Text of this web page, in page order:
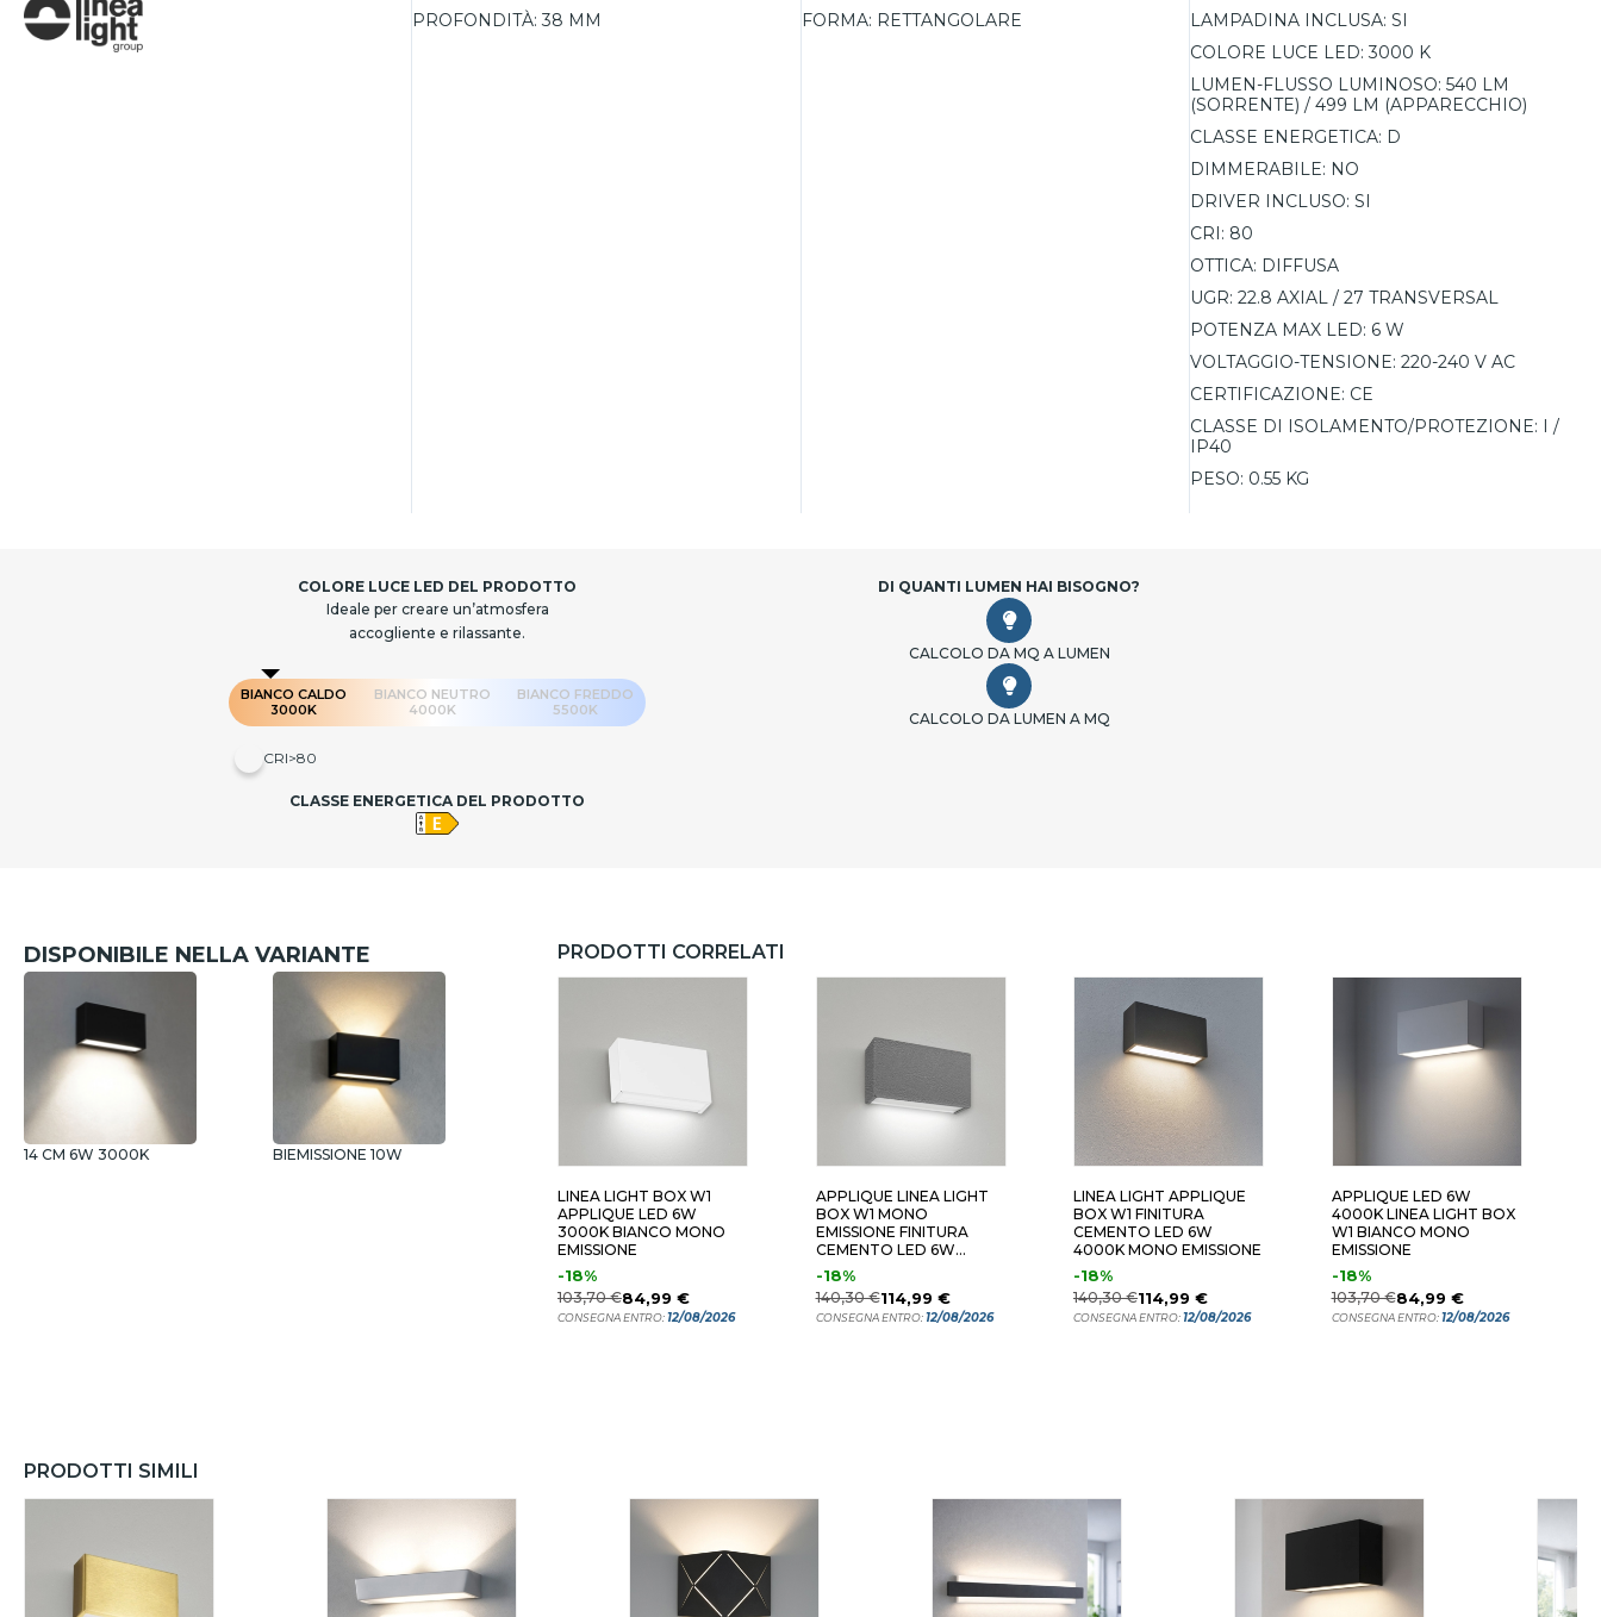
PROFONDITÀ: 38 MM
FORMA: RETTANGOLARE
LAMPADINA INCLUSA: SI
COLORE LUCE LED: 3000 K
LUMEN-FLUSSO LUMINOSO: 540 LM
(SORRENTE) / 499 LM (APPARECCHIO)
CLASSE ENERGETICA: D
DIMMERABILE: NO
DRIVER INCLUSO: SI
CRI: 80
OTTICA: DIFFUSA
UGR: 22.8 AXIAL / 27 TRANSVERSAL
POTENZA MAX LED: 6 W
VOLTAGGIO-TENSIONE: 220-240 V AC
CERTIFICAZIONE: CE
CLASSE DI ISOLAMENTO/PROTEZIONE: I /
IP40
PESO: 0.55 KG
COLORE LUCE LED DEL PRODOTTO
Ideale per creare un’atmosfera
accogliente e rilassante.
BIANCO CALDO
3000K
BIANCO NEUTRO
4000K
BIANCO FREDDO
5500K
CRI>80
CLASSE ENERGETICA DEL PRODOTTO
DI QUANTI LUMEN HAI BISOGNO?
CALCOLO DA MQ A LUMEN
CALCOLO DA LUMEN A MQ
DISPONIBILE NELLA VARIANTE
14 CM 6W 3000K BIEMISSIONE 10W MONOEMISSIONE 28W
PRODOTTI CORRELATI
LINEA LIGHT BOX W1
APPLIQUE LED 6W
3000K BIANCO MONO
EMISSIONE
-18%
103,70 €84,99 €
CONSEGNA ENTRO:12/08/2026
APPLIQUE LINEA LIGHT
BOX W1 MONO
EMISSIONE FINITURA
CEMENTO LED 6W
3000K
-18%
140,30 €114,99 €
CONSEGNA ENTRO:12/08/2026
LINEA LIGHT APPLIQUE
BOX W1 FINITURA
CEMENTO LED 6W
4000K MONO EMISSIONE
-18%
140,30 €114,99 €
CONSEGNA ENTRO:12/08/2026
APPLIQUE LED 6W
4000K LINEA LIGHT BOX
W1 BIANCO MONO
EMISSIONE
-18%
103,70 €84,99 €
CONSEGNA ENTRO:12/08/2026
PRODOTTI SIMILI